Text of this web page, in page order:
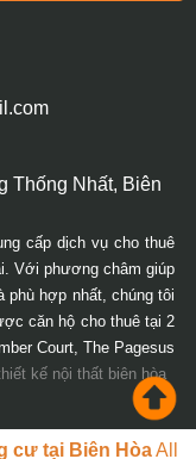
Thống Nhất, Biên
cấp dịch vụ cho thuê
Với phương châm giúp
phù hợp nhất, chúng tôi
căn hộ cho thuê tại 2
Court, The Pagesus
kế nội thất biên hòa
cư tại Biên HòaAll